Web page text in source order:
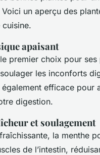
un aperçu des
apaisant
premier choix pour
les inconforts
efficace pour
digestion.
et soulagement
la menthe
de l’intestin,